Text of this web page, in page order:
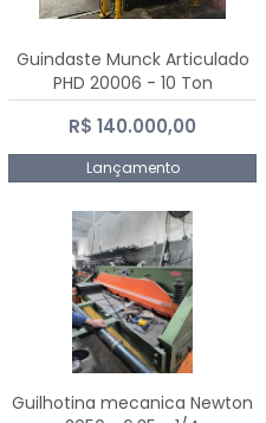
Guindaste Munck Articulado
PHD 20006 - 10 Ton
R$ 140.000,00
Lançamento
Guilhotina mecanica Newton